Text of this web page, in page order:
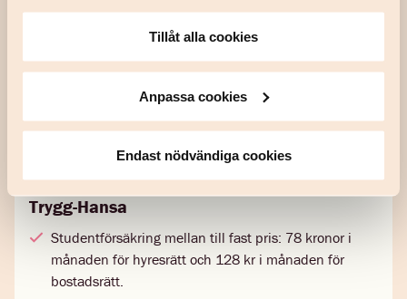
Tillåt alla cookies
Anpassa cookies
Endast nödvändiga cookies
Dina Försäkringar
Topprankad hemförsäkring med 4,4 av 5 poäng
försäkringsbolag.
Extra skydd och hjälp vid id-stöld och nätkränkning.
Trygg-Hansa
Studentförsäkring mellan till fast pris: 78 kronor i
månaden för hyresrätt och 128 kr i månaden för
bostadsrätt.